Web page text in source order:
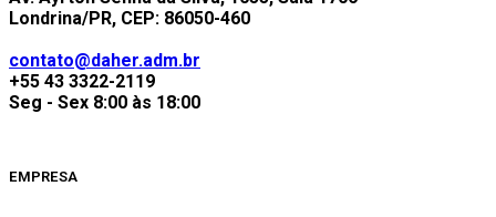
Londrina/PR, CEP: 86050-460
contato@daher.adm.br
+55 43 3322-2119
Seg - Sex 8:00 às 18:00
EMPRESA